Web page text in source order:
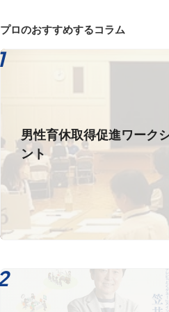
プロのおすすめするコラム
男性育休取得促進ワーク
ント